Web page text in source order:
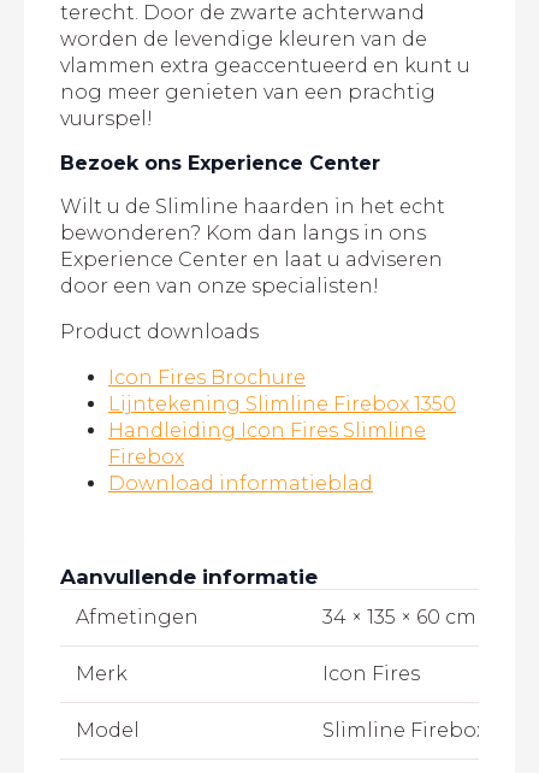
terecht. Door de zwarte achterwand
worden de levendige kleuren van de
vlammen extra geaccentueerd en kunt u
nog meer genieten van een prachtig
vuurspel!
Bezoek ons Experience Center
Wilt u de Slimline haarden in het echt
bewonderen? Kom dan langs in ons
Experience Center en laat u adviseren
door een van onze specialisten!
Product downloads
Icon Fires Brochure
Lijntekening Slimline Firebox 1350
Handleiding Icon Fires Slimline
Firebox
Download informatieblad
Aanvullende informatie
Afmetingen 34 × 135 × 60 cm
Merk Icon Fires
Model Slimline Firebox 1350